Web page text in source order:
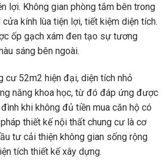
lợi. Không gian phòng tắm bên trong
kính lùa tiện lợi, tiết kiệm diện tích.
ốp gạch xám đen tạo sự tương
sáng bên ngoài.
cư 52m2 hiện đại, diện tích nhỏ
năng khoa học, từ đó đáp ứng được
khi không đủ tiền mua căn hộ có
thiết kế nội thất chung cư là cơ
tư cải thiện không gian sống rộng
tích thiết kế xây dựng.